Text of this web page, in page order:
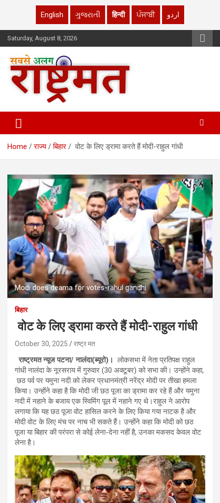
English ગુજરાતી हिन्दी ਪੰਜਾਬੀ اردو
Skip
to
Saturday, August 8, 2026
rashtrmat.com
Home राज्य बिहार वोट के लिए ड्रामा करते हैं मोदी-राहुल गांधी
Modi does deama for votes-rahul gandhi
बिहार
वोट के लिए ड्रामा करते हैं मोदी-राहुल गांधी
October 30, 2025 राष्ट्र मत
राष्ट्रमत न्यूज पटना/ नालंदा(ब्यूरो)। लोकसभा में नेता प्रतिपक्ष राहुल
गांधी नालंदा के नूरसराय में गुरुवार (30 अक्टूबर) को सभा की। उन्होंने कहा,
छठ पर्व पर यमुना नदी को लेकर प्रधानमंत्री नरेंद्र मोदी पर तीखा हमला
किया। उन्होंने कहा है कि मोदी जी छठ पूजा का ड्रामा कर रहे हैं और यमुना
नदी में नहाने के बजाय एक स्विमिंग पूल में नहाने गए थे।राहुल ने आरोप
लगाया कि यह छठ पूजा वोट हासिल करने के लिए किया गया नाटक है और
मोदी वोट के लिए मंच पर नाच भी सकते हैं। उन्होंने कहा कि मोदी को छठ
पूजा या बिहार की परंपरा से कोई लेना-देना नहीं है, उनका मकसद केवल वोट
लेना है।